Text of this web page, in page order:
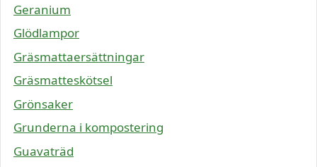
Geranium
Glödlampor
Gräsmattaersättningar
Gräsmatteskötsel
Grönsaker
Grunderna i kompostering
Guavaträd